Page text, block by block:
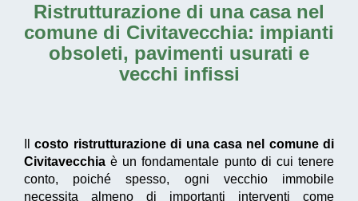
Ristrutturazione di una casa nel
comune di Civitavecchia: impianti
obsoleti, pavimenti usurati e
vecchi infissi
Ilcosto ristrutturazione di una casa nel comune di
Civitavecchia è un fondamentale punto di cui tenere
conto, poiché spesso, ogni vecchio immobile
necessita almeno di importanti interventi come